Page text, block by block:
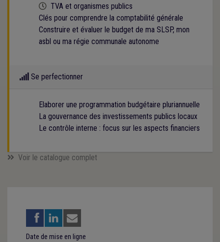
Cette formation est programmée
TVA et organismes publics
Clés pour comprendre la comptabilité générale
Construire et évaluer le budget de ma SLSP, mon
asbl ou ma régie communale autonome
Se perfectionner
Elaborer une programmation budgétaire pluriannuelle
La gouvernance des investissements publics locaux
Le contrôle interne : focus sur les aspects financiers
Voir le catalogue complet
Date de mise en ligne